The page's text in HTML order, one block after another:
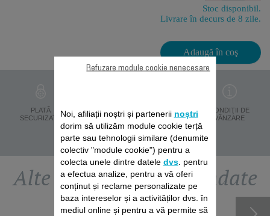
Stoc disponibil.
Livrare în decurs de 8 zile.
Adaugă în coş
PLATĂ
SECURIZATĂ
LIVRARE ÎN 8 ZILE
PROTECŢIA
DATELOR
PERSONALE
CONDIŢII DE
VÂNZARE
Alte accesorii recomandate
Noi, afiliații noștri și partenerii noștri
dorim să utilizăm module cookie terță
parte sau tehnologii similare (denumite
colectiv "module cookie") pentru a
colecta unele dintre datele dvs. pentru
a efectua analize, pentru a vă oferi
conținut și reclame personalizate pe
baza intereselor și a activităților dvs. în
mediul online și pentru a vă permite să
Refuzare module cookie nenecesare